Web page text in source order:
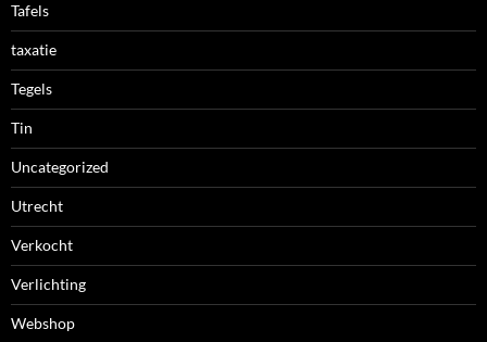
Tafels
taxatie
Tegels
Tin
Uncategorized
Utrecht
Verkocht
Verlichting
Webshop